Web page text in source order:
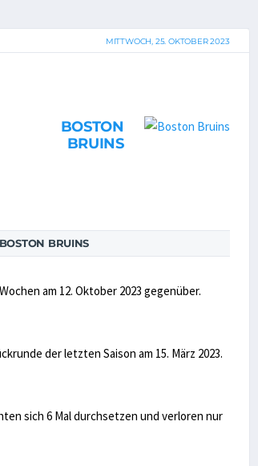
MITTWOCH, 25. OKTOBER 2023
BOSTON
BRUINS
BRUINS
am 12. Oktober 2023 gegenüber.
der letzten Saison am 15. März 2023.
sich 6 Mal durchsetzen und verloren nur